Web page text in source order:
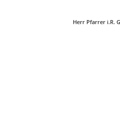
Herr Pfarrer i.R.